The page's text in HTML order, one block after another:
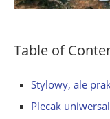
Table of
Stylowy, ale
Plecak